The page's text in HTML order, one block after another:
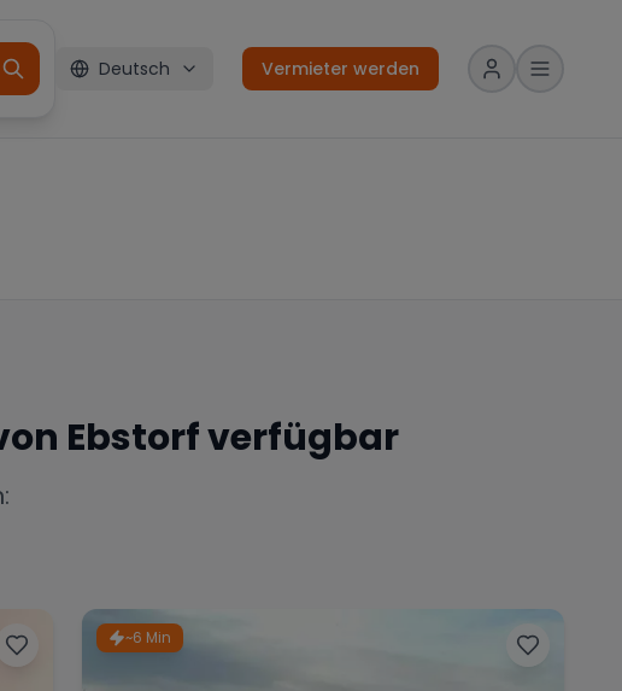
Deutsch Vermieter werden
Ebstorfverfügbar
~6 Min